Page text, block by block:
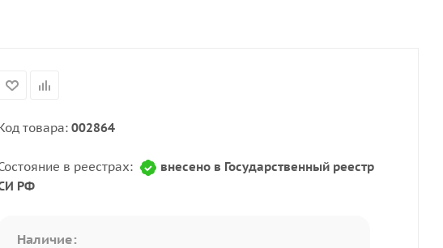
товара: 002864
в реестрах:
внесено в Государственный реестр
РФ
Наличие: